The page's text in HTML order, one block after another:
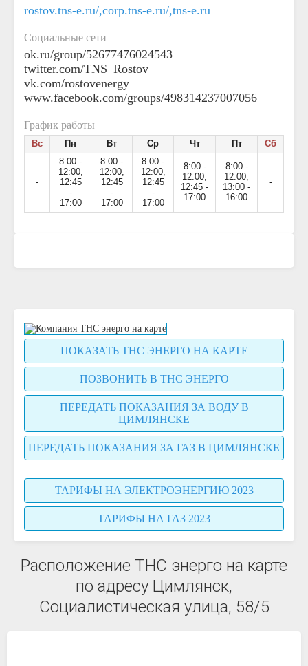
rostov.tns-e.ru/,corp.tns-e.ru/,tns-e.ru
Социальные сети
ok.ru/group/52677476024543
twitter.com/TNS_Rostov
vk.com/rostovenergy
www.facebook.com/groups/498314237007056
График работы
Вс Пн Вт Ср Чт Пт Сб
-
8:00 -
12:00,
12:45
-
17:00
8:00 -
12:00,
12:45
-
17:00
8:00 -
12:00,
12:45
-
17:00
8:00 -
12:00,
12:45 -
17:00
8:00 -
12:00,
13:00 -
16:00
-
ПОКАЗАТЬ ТНС ЭНЕРГО НА КАРТЕ
ПОЗВОНИТЬ В ТНС ЭНЕРГО
ПЕРЕДАТЬ ПОКАЗАНИЯ ЗА ВОДУ В
ЦИМЛЯНСКЕ
ПЕРЕДАТЬ ПОКАЗАНИЯ ЗА ГАЗ В ЦИМЛЯНСКЕ
ТАРИФЫ НА ЭЛЕКТРОЭНЕРГИЮ 2023
ТАРИФЫ НА ГАЗ 2023
Расположение ТНС энерго на карте
по адресу Цимлянск,
Социалистическая улица, 58/5